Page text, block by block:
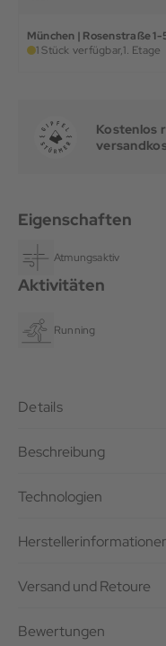
München | Rosenstraße 1-
1 Stück verfügbar,1. Etage
Kostenlos
Eigenschaften
Atmungsaktiv
Aktivitäten
Running
Details
Beschreibung
Technologien
Versand und Retoure
Bewertungen